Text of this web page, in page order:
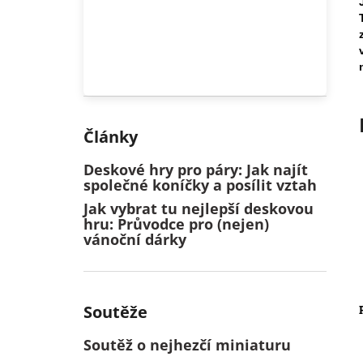
Články
Deskové hry pro páry: Jak najít
společné koníčky a posílit vztah
Jak vybrat tu nejlepší deskovou
hru: Průvodce pro (nejen)
vánoční dárky
Soutěže
Soutěž o nejhezčí miniaturu